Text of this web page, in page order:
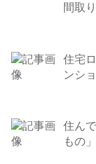
間取
住宅
ンシ
住ん
もの